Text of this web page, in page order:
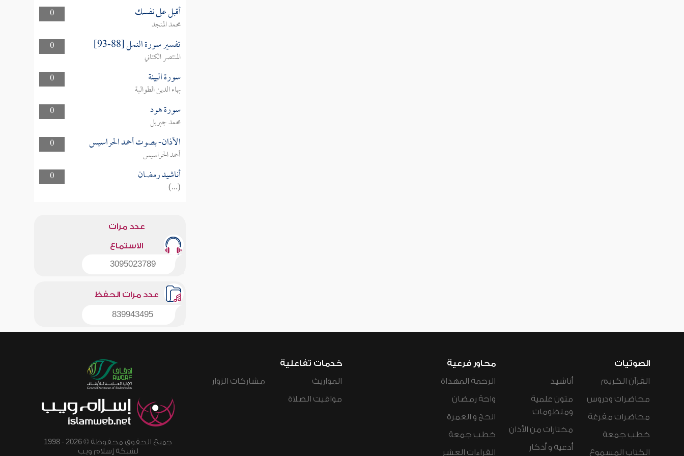
0 أقبل على نفسك
محمد المنجد
0
تفسير سورة النمل [88-93]
المنتصر الكتاني
0
سورة البينة
بهاء الدين الطوالبة
0
سورة هود
محمد جبريل
0
الأذان- بصوت أحمد الحراسيس
أحمد الحراسيس
0
أناشيد رمضان
(...)
عدد مرات
الاستماع
3095023789
عدد مرات الحفظ
839943495
الصوتيات
القرآن الكريم
محاضرات ودروس
محاضرات مفرغة
خطب جمعة
الكتاب المسموع
أناشيد
متون علمية
ومنظومات
مختارات من الأذان
أدعية و أذكار
محاور فرعية
الرحمة المهداة
واحة رمضان
الحج و العمرة
خطب جمعة
القراءات العشر
خدمات تفاعلية
المواريث
مواقيت الصلاة
مشاركات الزوار
جميع الحقوق محفوظة © 2026 - 1998
لشبكة إسلام ويب